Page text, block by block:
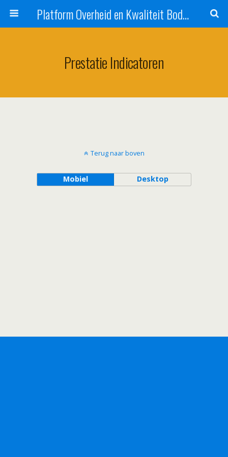
Platform Overheid en Kwaliteit Bodembeheer (POKB)
Prestatie Indicatoren
Terug naar boven
Mobiel Desktop